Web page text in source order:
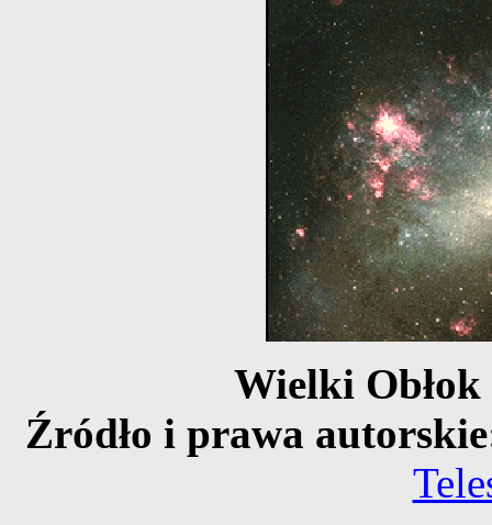
Wielki
Źródło i prawa